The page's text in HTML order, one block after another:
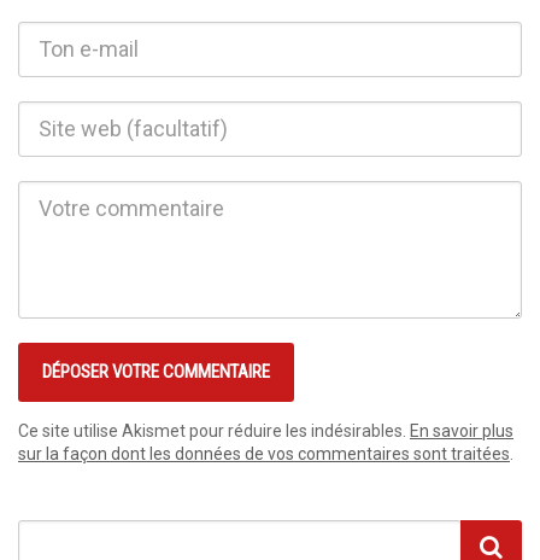
Ce site utilise Akismet pour réduire les indésirables. En savoir plus
sur la façon dont les données de vos commentaires sont traitées